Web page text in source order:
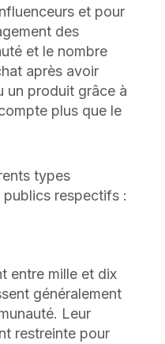
et pour
des
et le nombre
après avoir
un produit grâce à
plus que le
types
publics respectifs :
entre mille et dix
généralement
Leur
restreinte pour